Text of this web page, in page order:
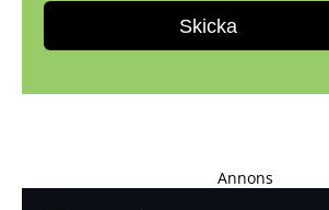
Annons